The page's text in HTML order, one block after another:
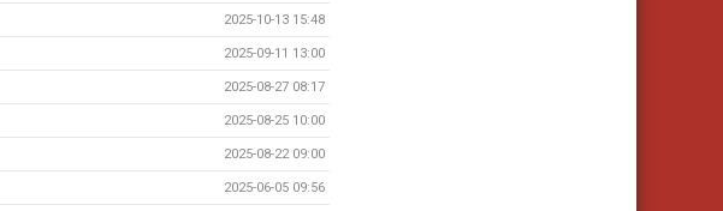
2025-10-13 15:48
2025-09-11 13:00
2025-08-27 08:17
2025-08-25 10:00
2025-08-22 09:00
2025-06-05 09:56